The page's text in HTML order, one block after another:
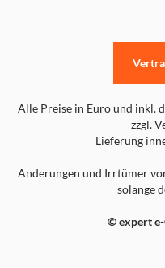
Alle Preise in Euro und inkl.
zzgl.
Lieferung
Änderungen und Irrtümer
solange
© expert